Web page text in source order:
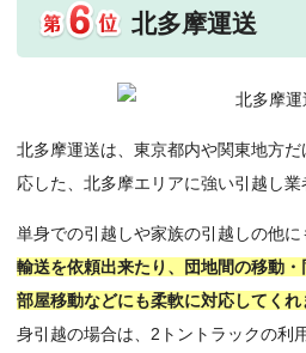
北多摩運送
北多摩運送は、東京都内や関東地方
応した、北多摩エリアに強い引越し業
単身での引越しや家族の引越しの他に
輸送を依頼出来たり、団地間の移動
部屋移動などにも柔軟に対応してくれ
身引越の場合は、2トントラックの利